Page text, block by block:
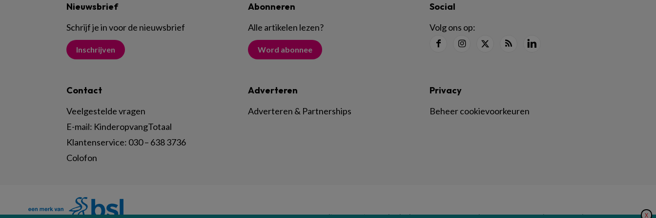
Nieuwsbrief
Schrijf je in voor de nieuwsbrief
Inschrijven
Abonneren
Alle artikelen lezen?
Word abonnee
Social
Volg ons op:
Contact
Veelgestelde vragen
E-mail: KinderopvangTotaal
Klantenservice: 030 – 638 3736
Colofon
Adverteren
Adverteren & Partnerships
Privacy
Beheer cookievoorkeuren
X